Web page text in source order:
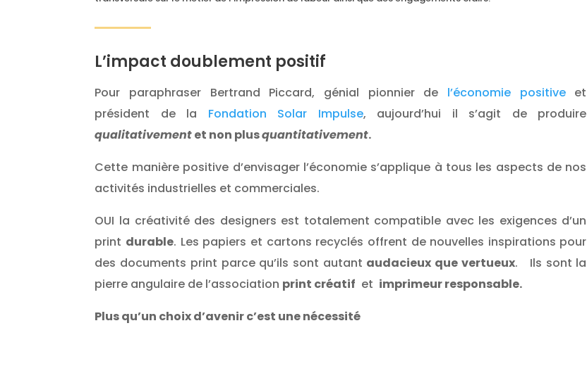
L’impact doublement positif
Pour paraphraser Bertrand Piccard, génial pionnier de l’économie positiveet
président de la Fondation Solar Impulse, aujourd’hui il s’agit de produire
qualitativementet non plusquantitativement.
Cette manière positive d’envisager l’économie s’applique à tous les aspects de nos
activités industrielles et commerciales.
OUI la créativité des designers est totalement compatible avec les exigences d’un
print durable. Les papiers et cartons recyclés offrent de nouvelles inspirations pour
des documents print parce qu’ils sont autant audacieux que vertueux. Ils sont la
pierre angulaire de l’association print créatif et imprimeur responsable.
Plus qu’un choix d’avenir c’est une nécessité